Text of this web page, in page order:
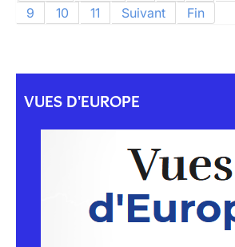
9 10 11 Suivant Fin
VUES D'EUROPE